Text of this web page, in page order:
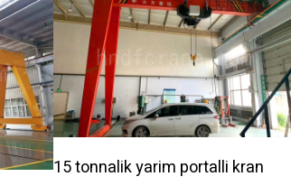
15 tonnalik yarim portalli kran